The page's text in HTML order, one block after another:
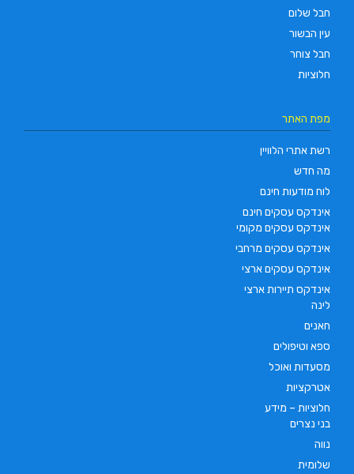
חבל שלום
עין הבשור
חבל צוחר
חלוציות
מפת האתר
רשת אתרי הלוויין
מה חדש
לוח מודעות חינם
אינדקס עסקים חינם
אינדקס עסקים מקומי
אינדקס עסקים מרחבי
אינדקס עסקים ארצי
אינדקס תיירות ארצי
לינה
חאנים
ספא וטיפולים
מסעדות ואוכל
אטרקציות
חלוציות – מידע
בני נצרים
נווה
שלומית